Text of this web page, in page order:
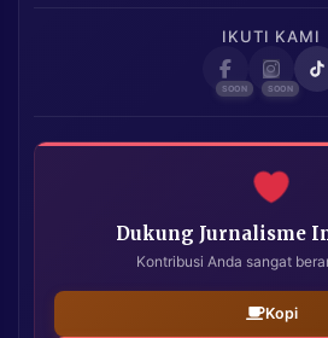
IKUTI KAMI
Dukung Jurnalisme
Kontribusi Anda sangat
Kopi